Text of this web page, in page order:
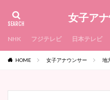
女子ア
NHK フジテレビ 日本テレビ
HOME 女子アナウンサー 地